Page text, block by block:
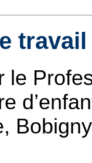
travail
le